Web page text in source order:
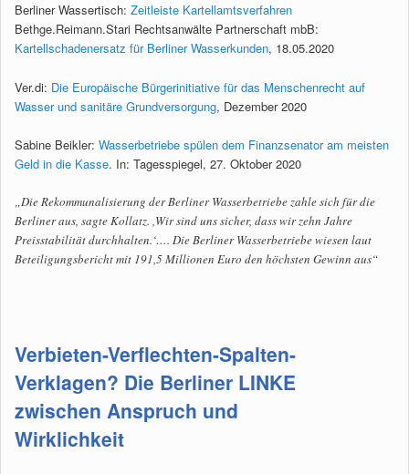
Berliner Wassertisch: Zeitleiste Kartellamtsverfahren
Bethge.Reimann.Stari Rechtsanwälte Partnerschaft mbB:
Kartellschadenersatz für Berliner Wasserkunden, 18.05.2020
Ver.di: Die Europäische Bürgerinitiative für das Menschenrecht auf
Wasser und sanitäre Grundversorgung, Dezember 2020
Sabine Beikler: Wasserbetriebe spülen dem Finanzsenator am meisten
Geld in die Kasse. In: Tagesspiegel, 27. Oktober 2020
„Die Rekommunalisierung der Berliner Wasserbetriebe zahle sich für die
Berliner aus, sagte Kollatz. ,Wir sind uns sicher, dass wir zehn Jahre
Preisstabilität durchhalten.‘…. Die Berliner Wasserbetriebe wiesen laut
Beteiligungsbericht mit 191,5 Millionen Euro den höchsten Gewinn aus“
Verbieten-Verflechten-Spalten-
Verklagen? Die Berliner LINKE
zwischen Anspruch und
Wirklichkeit